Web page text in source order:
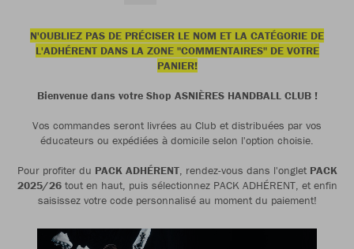
N'OUBLIEZ PAS DE PRÉCISER LE NOM ET LA CATÉGORIE DE
L'ADHÉRENT DANS LA ZONE "COMMENTAIRES" DE VOTRE
PANIER!
Bienvenue dans votre Shop ASNIÈRES HANDBALL CLUB !
Vos commandes seront livrées au Club et distribuées par vos
éducateurs ou expédiées à domicile selon l'option choisie.
Pour profiter du PACK ADHÉRENT, rendez-vous dans l'onglet PACK
2025/26tout en haut, puis sélectionnez PACK ADHÉRENT, et enfin
saisissez votre code personnalisé au moment du paiement!